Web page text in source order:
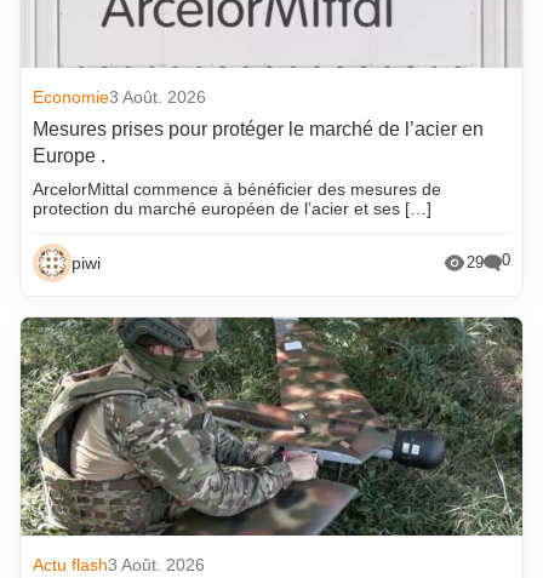
Economie3 Août. 2026
Mesures prises pour protéger le marché de l’acier en
Europe .
ArcelorMittal commence à bénéficier des mesures de
protection du marché européen de l’acier et ses […]
piwi 29 0
Actu flash3 Août. 2026